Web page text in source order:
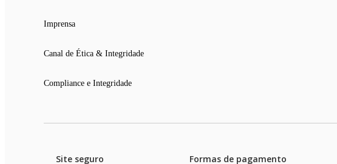
Imprensa
Canal de Ética & Integridade
Compliance e Integridade
Site seguro Formas de pagamento